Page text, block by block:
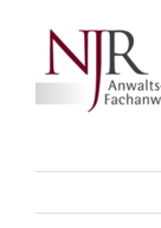
content